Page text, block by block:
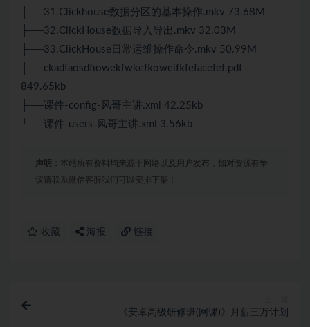
├──31.Clickhouse数据分区的基本操作.mkv 73.68M
├──32.ClickHouse数据导入导出.mkv 32.03M
├──33.ClickHouse日常运维操作命令.mkv 50.99M
├──ckadfaosdfiowekfwkefkoweifkfefacefef.pdf
849.65kb
├──课件-config-风哥主讲.xml 42.25kb
└──课件-users-风哥主讲.xml 3.56kb
声明： 本站所有资料均来源于网络以及用户发布，如对资源有争
议请联系微信客服我们可以安排下架！
收藏 海报 链接
《安卓高级研修班(网课)》月薪三万计划